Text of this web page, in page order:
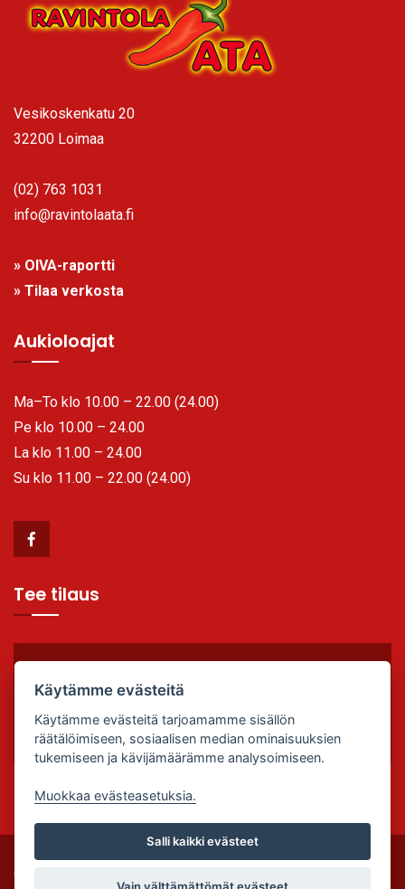
Vesikoskenkatu 20
32200 Loimaa
(02) 763 1031
info@ravintolaata.fi
» OIVA-raportti
» Tilaa verkosta
Aukioloajat
Ma–To klo 10.00 – 22.00 (24.00)
Pe klo 10.00 – 24.00
La klo 11.00 – 24.00
Su klo 11.00 – 22.00 (24.00)
Tee tilaus
MUKAAN!
Soita (02) 763 1031
© Copyright Ravintola Ata |
Käytämme evästeitä
Käytämme evästeitä tarjoamamme sisällön
räätälöimiseen, sosiaalisen median ominaisuuksien
tukemiseen ja kävijämäärämme analysoimiseen.
Muokkaa evästeasetuksia.
Salli kaikki evästeet
Vain välttämättömät evästeet